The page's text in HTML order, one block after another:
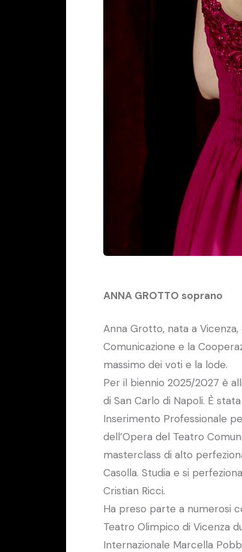
ANNA GROTTO soprano
Anna Grotto, nata a
Comunicazione e la
massimo dei voti e la lode.
Per il biennio 2025/2027 è
di San Carlo di Napoli. È
Inserimento Professionale
dell’Opera del Teatro
masterclass di alto
Casolla. Studia e si
Cristian Ricci.
Ha preso parte a numerosi
Teatro Olimpico di Vicenza
Internazionale Marcella